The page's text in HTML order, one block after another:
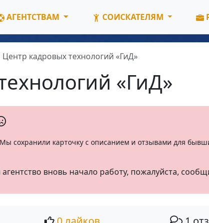
АГЕНТСТВАМ СОИСКАТЕЛЯМ
Центр кадровых технологий «ГиД»
«ГиД»
сохранили карточку с описанием и отзывами для
вновь начало работу, пожалуйста,